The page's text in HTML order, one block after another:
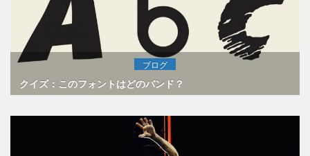
ブログ
クイズ：このフォントはどのバンド？